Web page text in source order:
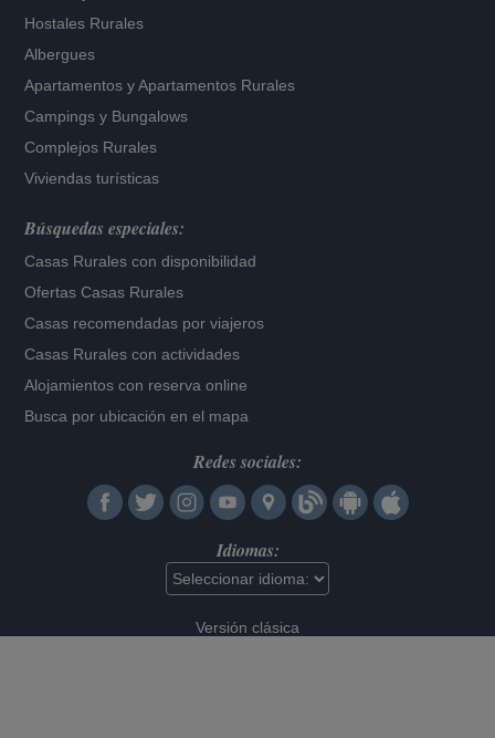
Hostales Rurales
Albergues
Apartamentos yApartamentos Rurales
Campings y Bungalows
Complejos Rurales
Viviendas turísticas
Búsquedas especiales:
Casas Rurales con disponibilidad
Ofertas Casas Rurales
Casas recomendadas por viajeros
Casas Rurales con actividades
Alojamientos con reserva online
Busca por ubicación en el mapa
Redes sociales:
Idiomas:
Versión clásica